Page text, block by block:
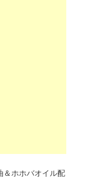
＆ホホバオイル配